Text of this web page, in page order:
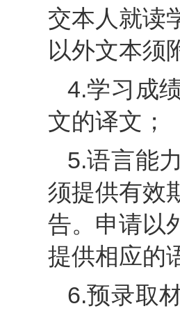
交本人就读
以外文本须
4.学习成
文的译文；
5.语言能
须提供有效
告。申请以
提供相应的
6.预录取